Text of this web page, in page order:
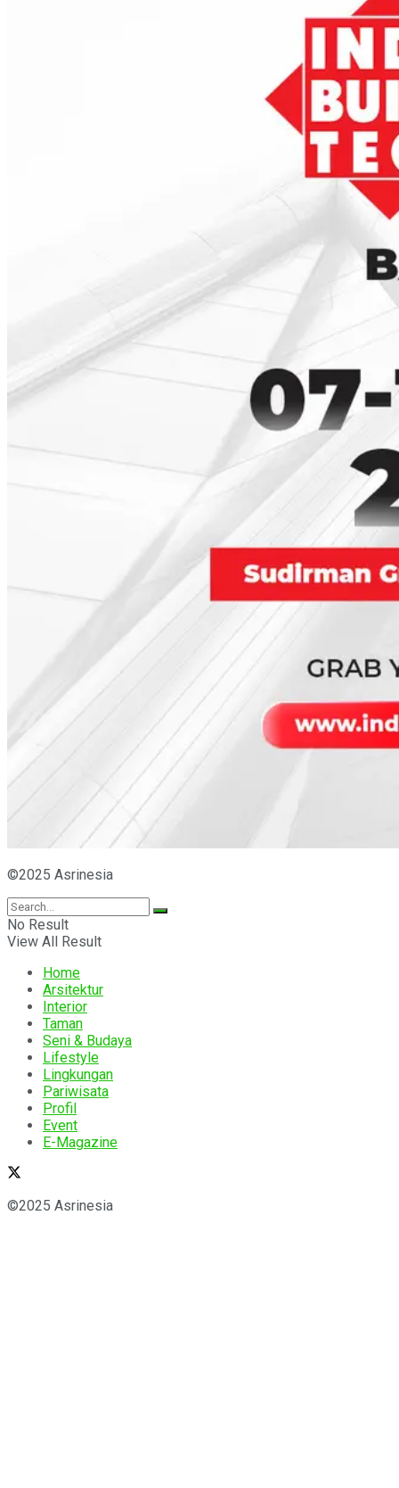
©2025 Asrinesia
No Result
View All Result
Home
Arsitektur
Interior
Taman
Seni & Budaya
Lifestyle
Lingkungan
Pariwisata
Profil
Event
E-Magazine
©2025 Asrinesia